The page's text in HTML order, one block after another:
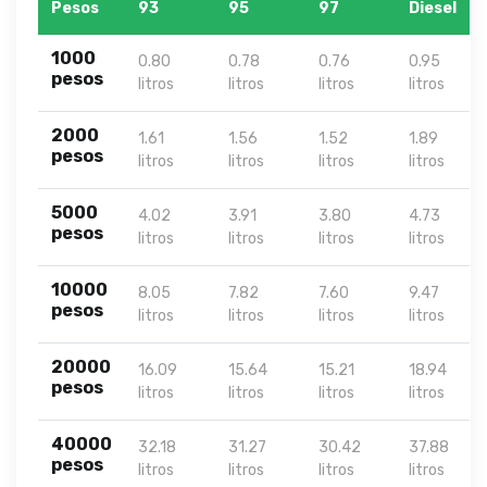
Pesos
93
95
97
Diesel
1000
pesos
0.80
litros
0.78
litros
0.76
litros
0.95
litros
2000
pesos
1.61
litros
1.56
litros
1.52
litros
1.89
litros
5000
pesos
4.02
litros
3.91
litros
3.80
litros
4.73
litros
10000
pesos
8.05
litros
7.82
litros
7.60
litros
9.47
litros
20000
pesos
16.09
litros
15.64
litros
15.21
litros
18.94
litros
40000
pesos
32.18
litros
31.27
litros
30.42
litros
37.88
litros